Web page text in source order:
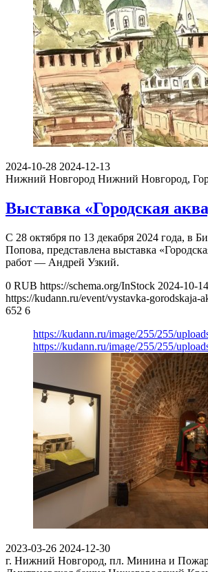
2024-10-28 2024-12-13
Нижний Новгород Нижний Новгород,
Выставка «Городская
С 28 октября по 13 декабря 2024 года, в
Попова, представлена выставка
работ — Андрей Узкий.
0 RUB https://schema.org/InStock 2024-10-
https://kudann.ru/event/vystavka-gorodskaja-
652 6
https://kudann.ru/image/255/255/
https://kudann.ru/image/255/255/
2023-03-26 2024-12-30
г. Нижний Новгород, пл. Минина и